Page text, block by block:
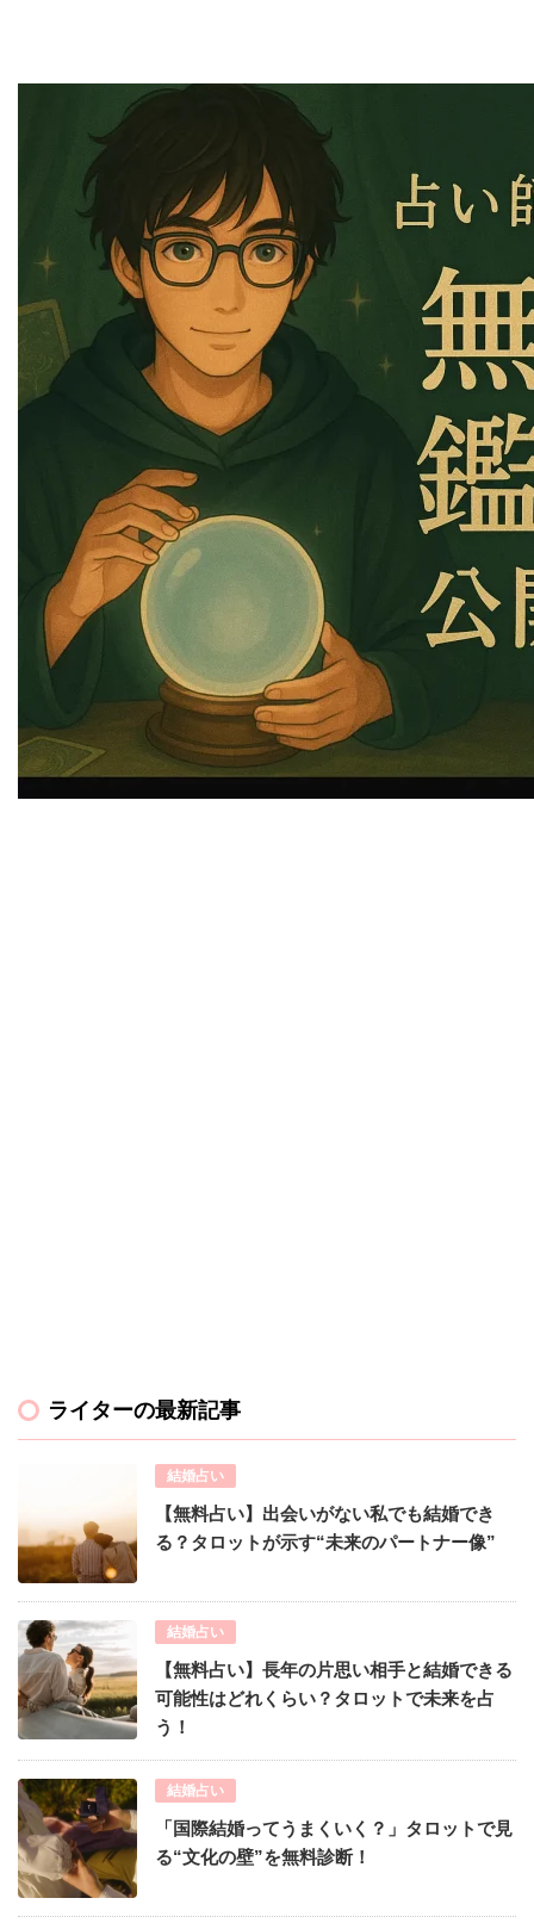
ライターの最新記事
結婚占い
【無料占い】出会いがない私でも結婚でき
る？タロットが示す“未来のパートナー像”
結婚占い
【無料占い】長年の片思い相手と結婚できる
可能性はどれくらい？タロットで未来を占
う！
結婚占い
「国際結婚ってうまくいく？」タロットで見
る“文化の壁”を無料診断！